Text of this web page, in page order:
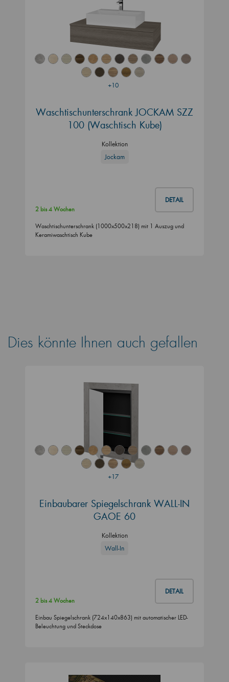
+10
Waschtischunterschrank JOCKAM SZZ
100 (Waschtisch Kube)
Kollektion
Jockam
DETAIL
2 bis 4 Wochen
Waschtischunterschrank (1000x500x218) mit 1 Auszug und
Keramiwaschtisch Kube
Dies könnte Ihnen auch gefallen
+17
Einbaubarer Spiegelschrank WALL-IN
GAOE 60
Kollektion
Wall-In
DETAIL
2 bis 4 Wochen
Einbau Spiegelschrank (724x140x863) mit automatischer LED-
Beleuchtung und Steckdose